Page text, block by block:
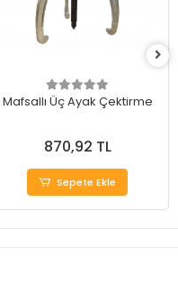
Mafsallı Üç Ayak Çektirme
870,92 TL
Sepete Ekle